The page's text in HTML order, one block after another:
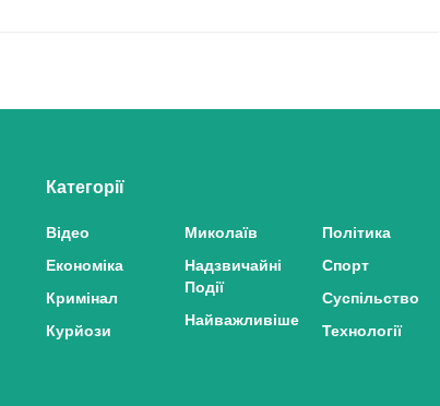
Категорії
Відео
Економіка
Кримінал
Курйози
Миколаїв
Надзвичайні
Події
Найважливіше
Політика
Спорт
Суспільство
Технології